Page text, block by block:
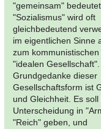
"gemeinsam"
"Sozialismus" wird oft
gleichbedeutend
im eigentlichen Sinne
zum
"idealen
Grundgedanke dieser
Gesellschaftsform ist
und Gleichheit. Es soll
Unterscheidung in
"Reich" geben, und